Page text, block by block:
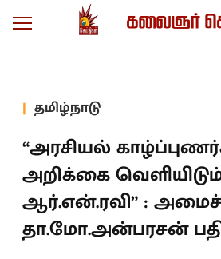
தமிழ்நாடு
“அரசியல்
அறிக்கை
ஆர்.என்.ரவி” :
தா.மோ.அன்பரசன்